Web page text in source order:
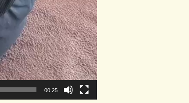
00:25